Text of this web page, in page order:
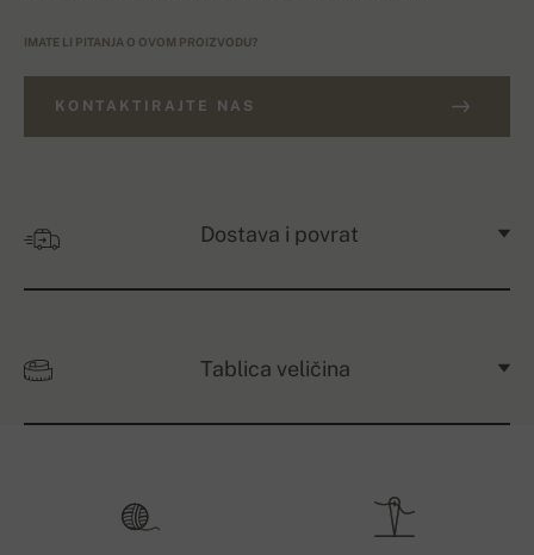
IMATE LI PITANJA O OVOM PROIZVODU?
KONTAKTIRAJTE NAS
Dostava i povrat
Tablica veličina